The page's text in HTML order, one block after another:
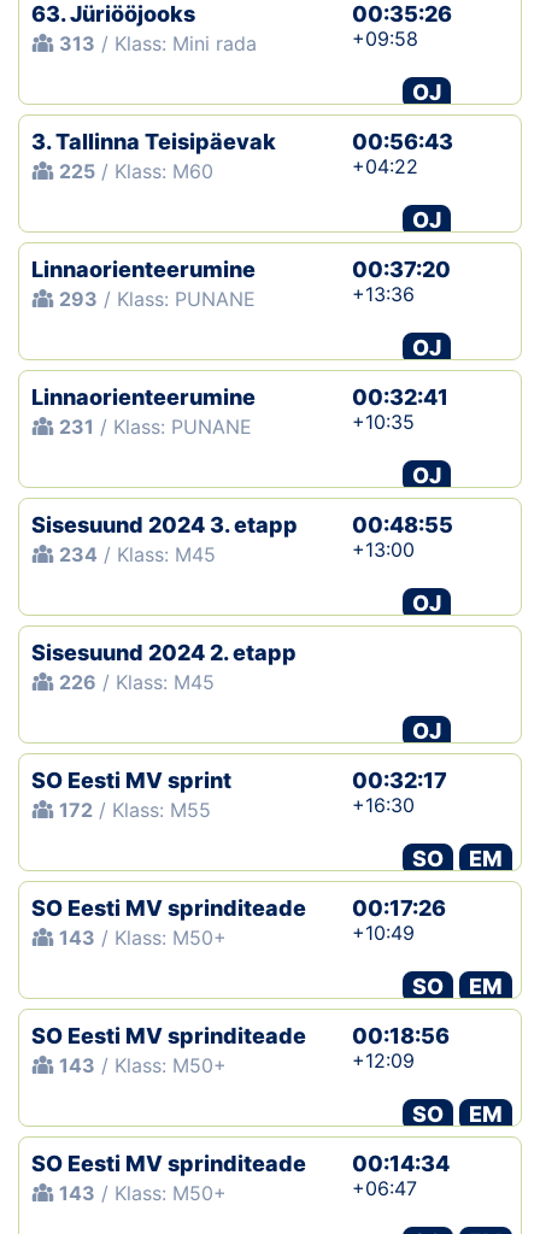
63. Jüriööjooks
313 / Klass: Mini rada
00:35:26
+09:58
OJ
3. Tallinna Teisipäevak
225 / Klass: M60
00:56:43
+04:22
OJ
Linnaorienteerumine
293 / Klass: PUNANE
00:37:20
+13:36
OJ
Linnaorienteerumine
231 / Klass: PUNANE
00:32:41
+10:35
OJ
Sisesuund 2024 3. etapp
234 / Klass: M45
00:48:55
+13:00
OJ
Sisesuund 2024 2. etapp
226 / Klass: M45
OJ
SO Eesti MV sprint
172 / Klass: M55
00:32:17
+16:30
SO
EM
SO Eesti MV sprinditeade
143 / Klass: M50+
00:17:26
+10:49
SO
EM
SO Eesti MV sprinditeade
143 / Klass: M50+
00:18:56
+12:09
SO
EM
SO Eesti MV sprinditeade
143 / Klass: M50+
00:14:34
+06:47